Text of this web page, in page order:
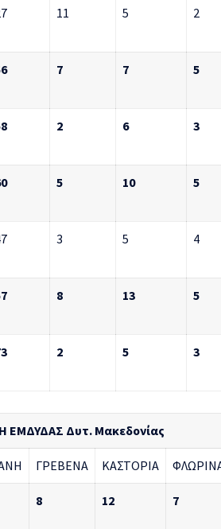
11 5 2
7 7 5
2 6 3
5 10 5
3 5 4
8 13 5
2 5 3
ΕΜΔΥΔΑΣ Δυτ. Μακεδονίας
ΓΡΕΒΕΝΑ ΚΑΣΤΟΡΙΑ
8 12 7